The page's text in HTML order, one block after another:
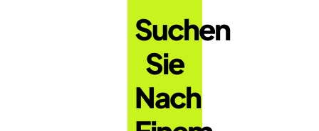
Suchen
Sie
Nach